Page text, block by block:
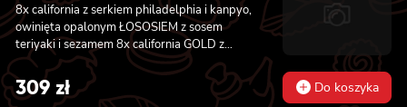
8x california z serkiem philadelphia i kanpyo,
owinięta opalonym ŁOSOSIEM z sosem
teriyaki i sezamem 8x california GOLD z
krewetką w tempurze, ogórkiem i
majonezem lekko pikantnym, sosem teriyaki i
sezamem owinięta WĘGORZEM 8x california
309 zł Do koszyka